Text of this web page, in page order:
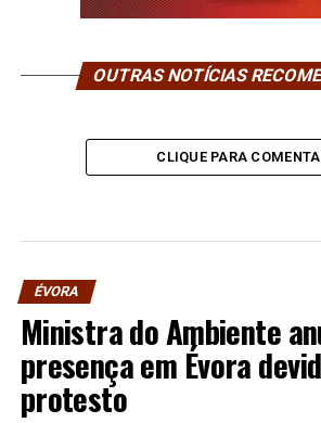
OUTRAS NOTÍCIAS
CLIQUE PARA
ÉVORA
Ministra do Ambiente
presença em Évora
protesto